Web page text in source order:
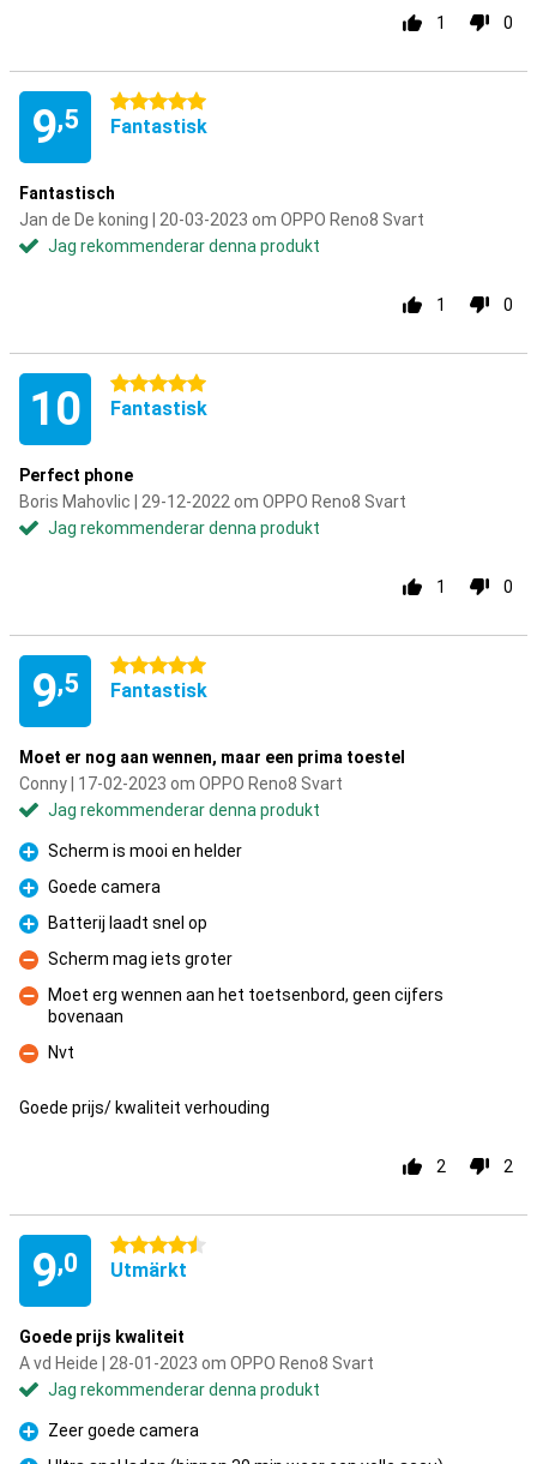
1 0
9,5
5 stjärnor
Fantastisk
Fantastisch
Jan de De koning | 20-03-2023 om OPPO Reno8 Svart
Jag rekommenderar denna produkt
1 0
10 5 stjärnor
Fantastisk
Perfect phone
Boris Mahovlic | 29-12-2022 om OPPO Reno8 Svart
Jag rekommenderar denna produkt
1 0
9,5
5 stjärnor
Fantastisk
Moet er nog aan wennen, maar een prima toestel
Conny | 17-02-2023 om OPPO Reno8 Svart
Jag rekommenderar denna produkt
Fördelar
Scherm is mooi en helder
Fördelar
Goede camera
Fördelar
Batterij laadt snel op
Nackdelar
Scherm mag iets groter
Nackdelar
Moet erg wennen aan het toetsenbord, geen cijfers
bovenaan
Nackdelar
Nvt
Goede prijs/ kwaliteit verhouding
2 2
9,0
4.5 stjärnor
Utmärkt
Goede prijs kwaliteit
A vd Heide | 28-01-2023 om OPPO Reno8 Svart
Jag rekommenderar denna produkt
Fördelar
Zeer goede camera